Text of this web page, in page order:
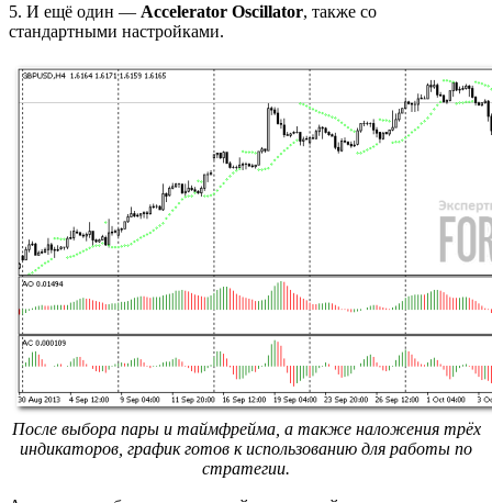
5. И ещё один — Accelerator Oscillator, также со
стандартными настройками.
После выбора пары и таймфрейма, а также наложения трёх
индикаторов, график готов к использованию для работы по
стратегии.